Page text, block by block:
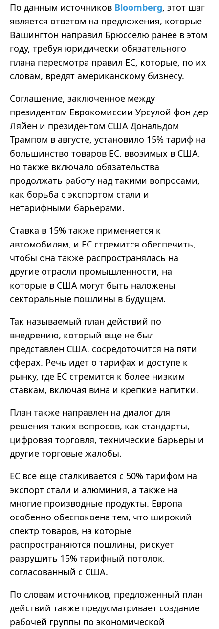
По данным источников Bloomberg, этот шаг
является ответом на предложения, которые
Вашингтон направил Брюсселю ранее в этом
году, требуя юридически обязательного
плана пересмотра правил ЕС, которые, по их
словам, вредят американскому бизнесу.
Соглашение, заключенное между
президентом Еврокомиссии Урсулой фон дер
Ляйен и президентом США Дональдом
Трампом в августе, установило 15% тариф на
большинство товаров ЕС, ввозимых в США,
но также включало обязательства
продолжать работу над такими вопросами,
как борьба с экспортом стали и
нетарифными барьерами.
Ставка в 15% также применяется к
автомобилям, и ЕС стремится обеспечить,
чтобы она также распространялась на
другие отрасли промышленности, на
которые в США могут быть наложены
секторальные пошлины в будущем.
Так называемый план действий по
внедрению, который еще не был
представлен США, сосредоточится на пяти
сферах. Речь идет о тарифах и доступе к
рынку, где ЕС стремится к более низким
ставкам, включая вина и крепкие напитки.
План также направлен на диалог для
решения таких вопросов, как стандарты,
цифровая торговля, технические барьеры и
другие торговые жалобы.
ЕС все еще сталкивается с 50% тарифом на
экспорт стали и алюминия, а также на
многие производные продукты. Европа
особенно обеспокоена тем, что широкий
спектр товаров, на которые
распространяются пошлины, рискует
разрушить 15% тарифный потолок,
согласованный с США.
По словам источников, предложенный план
действий также предусматривает создание
рабочей группы по экономической